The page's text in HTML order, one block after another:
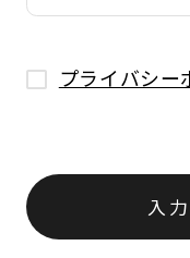
プライバシー
入